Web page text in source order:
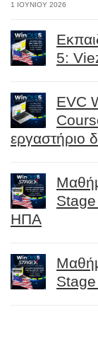
1 ΙΟΥΝΊΟΥ 2026
5:
EVC
εργαστήριο
ΗΠΑ